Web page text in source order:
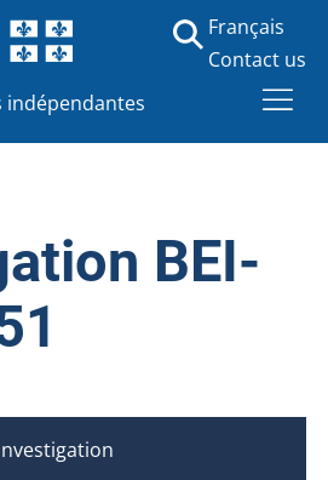
indépendantes
Français
Contact us
BEI-